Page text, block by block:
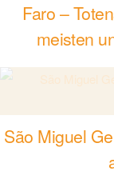
Faro –
meisten
São Miguel